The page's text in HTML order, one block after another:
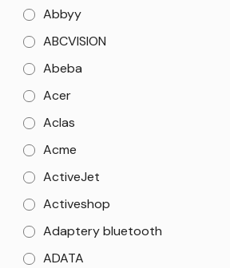
Abbyy
ABCVISION
Abeba
Acer
Aclas
Acme
ActiveJet
Activeshop
Adaptery bluetooth
ADATA